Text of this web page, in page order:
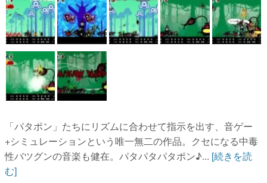
「パタポン」たちにリズムに合わせて指示を出す、音ゲー
+シミュレーションという唯一無二の作品。クセになる中毒
性バツグンの音楽も健在。パタパタパタポン♪... [続きを読
む]